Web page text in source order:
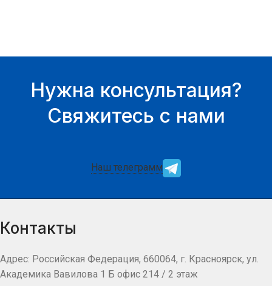
Нужна консультация?
Свяжитесь с нами
Наш телеграмм
Контакты
Адрес: Российская Федерация, 660064, г. Красноярск, ул.
Академика Вавилова 1 Б офис 214 / 2 этаж